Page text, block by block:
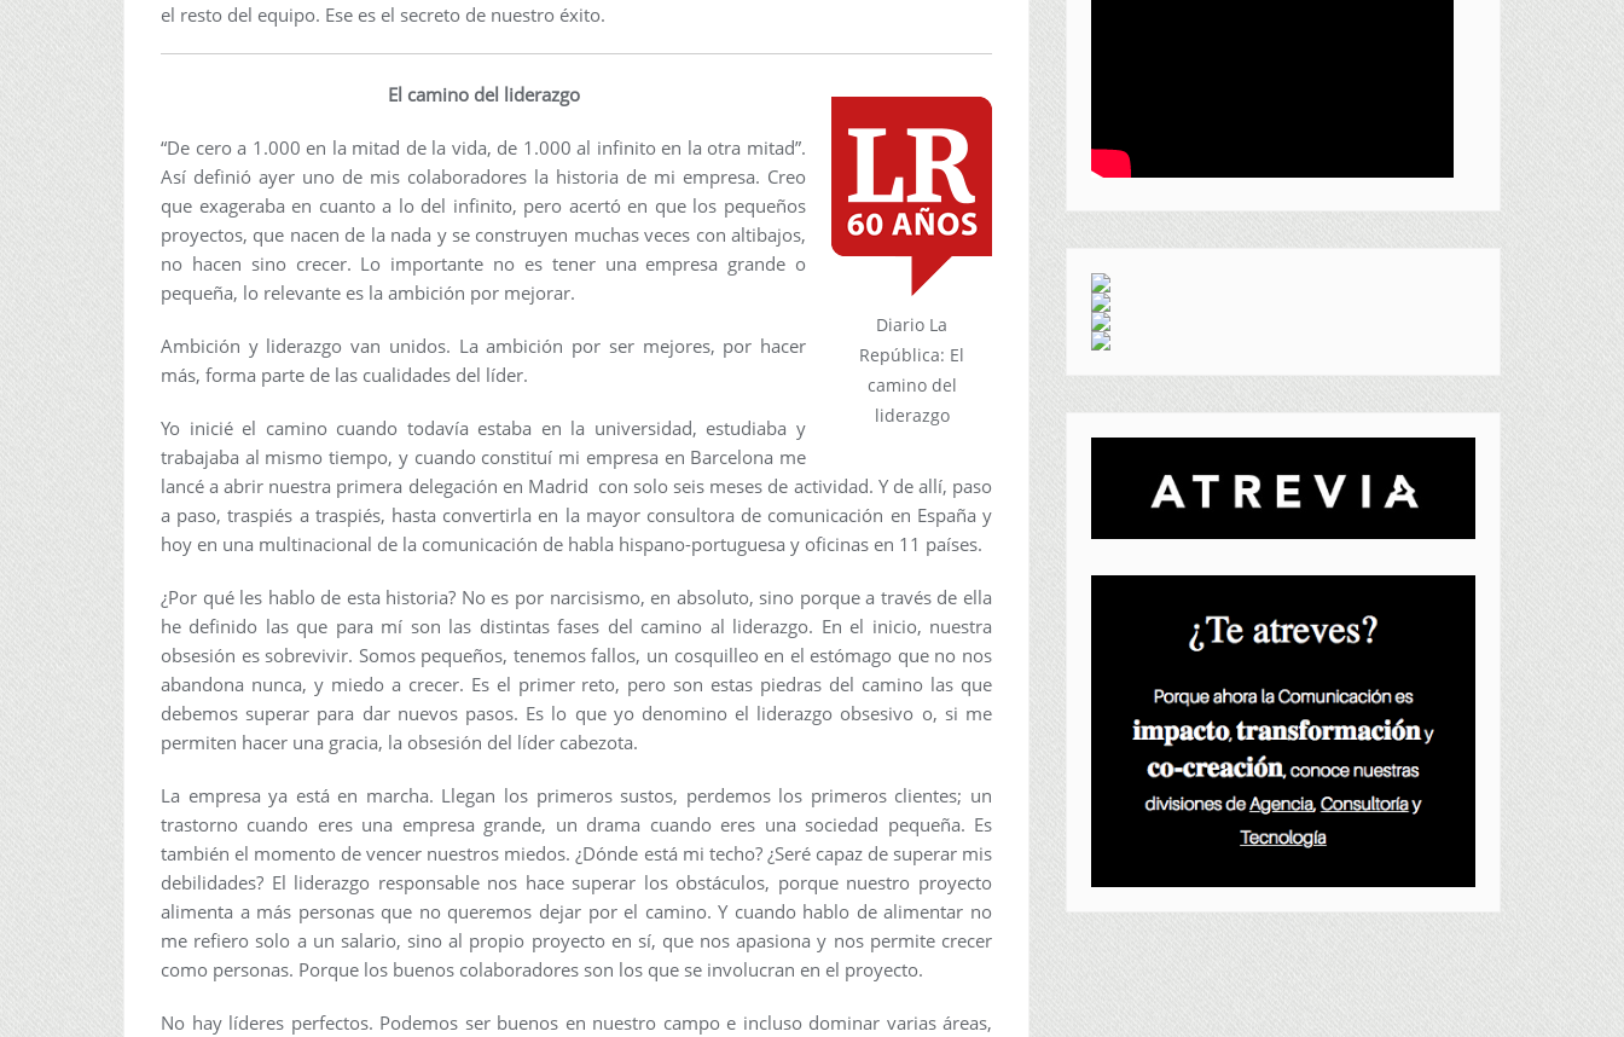
el resto del equipo. Ese es el secreto de nuestro éxito.
Diario La
República: El
camino del
liderazgo
El camino del liderazgo
“De cero a 1.000 en la mitad de la vida, de 1.000 al infinito en la otra mitad”.
Así definió ayer uno de mis colaboradores la historia de mi empresa. Creo
que exageraba en cuanto a lo del infinito, pero acertó en que los pequeños
proyectos, que nacen de la nada y se construyen muchas veces con altibajos,
no hacen sino crecer. Lo importante no es tener una empresa grande o
pequeña, lo relevante es la ambición por mejorar.
Ambición y liderazgo van unidos. La ambición por ser mejores, por hacer
más, forma parte de las cualidades del líder.
Yo inicié el camino cuando todavía estaba en la universidad, estudiaba y
trabajaba al mismo tiempo, y cuando constituí mi empresa en Barcelona me
lancé a abrir nuestra primera delegación en Madrid con solo seis meses de actividad. Y de allí, paso
a paso, traspiés a traspiés, hasta convertirla en la mayor consultora de comunicación en España y
hoy en una multinacional de la comunicación de habla hispano-portuguesa y oficinas en 11 países.
¿Por qué les hablo de esta historia? No es por narcisismo, en absoluto, sino porque a través de ella
he definido las que para mí son las distintas fases del camino al liderazgo. En el inicio, nuestra
obsesión es sobrevivir. Somos pequeños, tenemos fallos, un cosquilleo en el estómago que no nos
abandona nunca, y miedo a crecer. Es el primer reto, pero son estas piedras del camino las que
debemos superar para dar nuevos pasos. Es lo que yo denomino el liderazgo obsesivo o, si me
permiten hacer una gracia, la obsesión del líder cabezota.
La empresa ya está en marcha. Llegan los primeros sustos, perdemos los primeros clientes; un
trastorno cuando eres una empresa grande, un drama cuando eres una sociedad pequeña. Es
también el momento de vencer nuestros miedos. ¿Dónde está mi techo? ¿Seré capaz de superar mis
debilidades? El liderazgo responsable nos hace superar los obstáculos, porque nuestro proyecto
alimenta a más personas que no queremos dejar por el camino. Y cuando hablo de alimentar no
me refiero solo a un salario, sino al propio proyecto en sí, que nos apasiona y nos permite crecer
como personas. Porque los buenos colaboradores son los que se involucran en el proyecto.
No hay líderes perfectos. Podemos ser buenos en nuestro campo e incluso dominar varias áreas,